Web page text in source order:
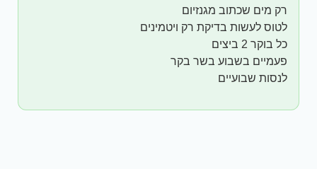
רק מים שכתוב מגנזיום
לטוס לעשות בדיקת רק ויטמינים
כל בוקר 2 ביצים
פעמיים בשבוע בשר בקר
לנסות שבועיים